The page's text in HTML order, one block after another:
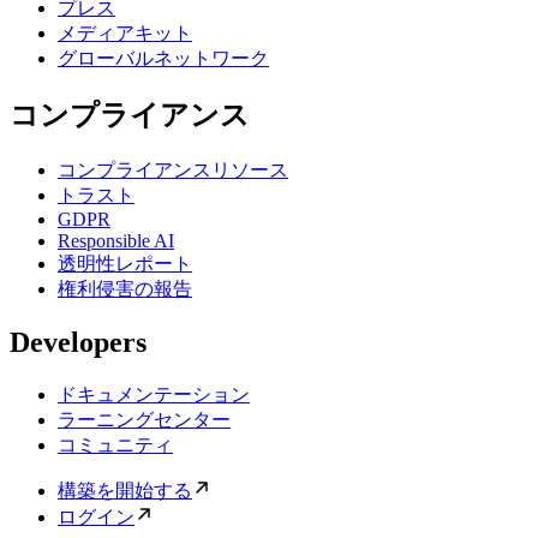
プレス
メディアキット
グローバルネットワーク
コンプライアンス
コンプライアンスリソース
トラスト
GDPR
Responsible AI
透明性レポート
権利侵害の報告
Developers
ドキュメンテーション
ラーニングセンター
コミュニティ
構築を開始する
ログイン